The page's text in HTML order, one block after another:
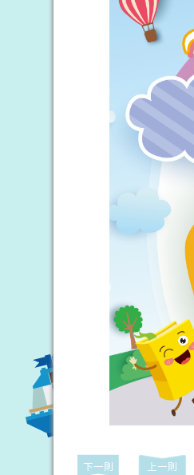
下一則 上一則